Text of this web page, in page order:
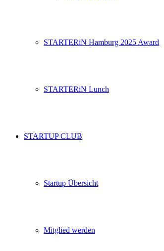
STARTERiN Hamburg 2025 Award
STARTERiN Lunch
STARTUP CLUB
Startup Übersicht
Mitglied werden